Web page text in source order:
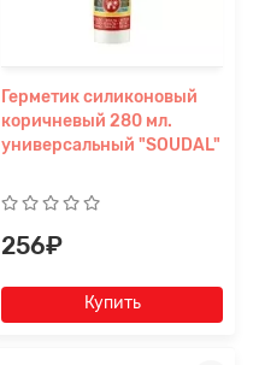
Герметик силиконовый
коричневый 280 мл.
универсальный "SOUDAL"
256₽
Купить